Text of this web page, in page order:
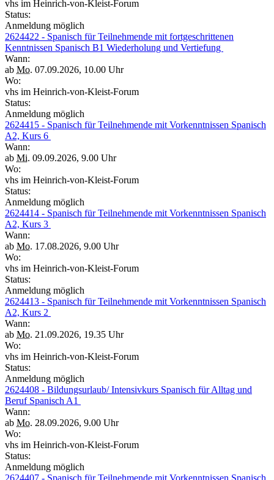
vhs im Heinrich-von-Kleist-Forum
Status:
Anmeldung möglich
2624422 - Spanisch für Teilnehmende mit fortgeschrittenen
Kenntnissen Spanisch B1 Wiederholung und Vertiefung
Wann:
ab Mo. 07.09.2026, 10.00 Uhr
Wo:
vhs im Heinrich-von-Kleist-Forum
Status:
Anmeldung möglich
2624415 - Spanisch für Teilnehmende mit Vorkenntnissen Spanisch
A2, Kurs 6
Wann:
ab Mi. 09.09.2026, 9.00 Uhr
Wo:
vhs im Heinrich-von-Kleist-Forum
Status:
Anmeldung möglich
2624414 - Spanisch für Teilnehmende mit Vorkenntnissen Spanisch
A2, Kurs 3
Wann:
ab Mo. 17.08.2026, 9.00 Uhr
Wo:
vhs im Heinrich-von-Kleist-Forum
Status:
Anmeldung möglich
2624413 - Spanisch für Teilnehmende mit Vorkenntnissen Spanisch
A2, Kurs 2
Wann:
ab Mo. 21.09.2026, 19.35 Uhr
Wo:
vhs im Heinrich-von-Kleist-Forum
Status:
Anmeldung möglich
2624408 - Bildungsurlaub/ Intensivkurs Spanisch für Alltag und
Beruf Spanisch A1
Wann:
ab Mo. 28.09.2026, 9.00 Uhr
Wo:
vhs im Heinrich-von-Kleist-Forum
Status:
Anmeldung möglich
2624407 - Spanisch für Teilnehmende mit Vorkenntnissen Spanisch